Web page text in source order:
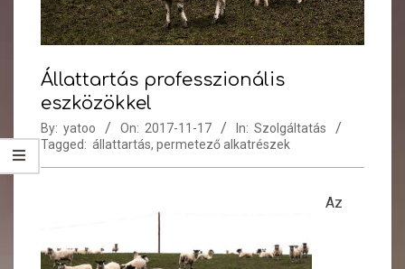
Állattartás professzionális
eszközökkel
By: yatoo On: 2017-11-17 In: Szolgáltatás
Tagged: állattartás, permetező alkatrészek
Az